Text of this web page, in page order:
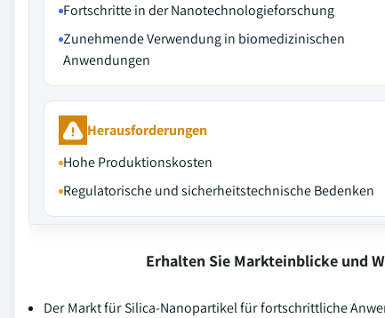
Fortschritte in der Nanotechnologieforschung
Zunehmende Verwendung in biomedizinischen
Anwendungen
Herausforderungen
Hohe Produktionskosten
Regulatorische und sicherheitstechnische Bedenken
Erhalten Sie Markteinblicke und
Der Markt für Silica-Nanopartikel für fortschrittliche